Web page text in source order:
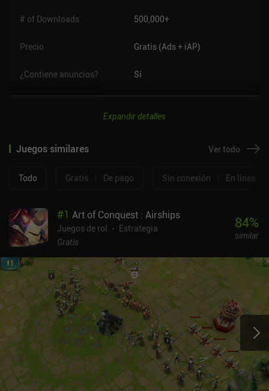
# of Downloads 500,000+
Precio Gratis (Ads + iAP)
¿Contiene anuncios? Sí
Expandir detalles
Juegos similares Ver todo
Todo Gratis De pago Sin conexión En línea
#1 Art of Conquest : Airships
Juegos de rol
Estrategia
Gratis
84%
similar